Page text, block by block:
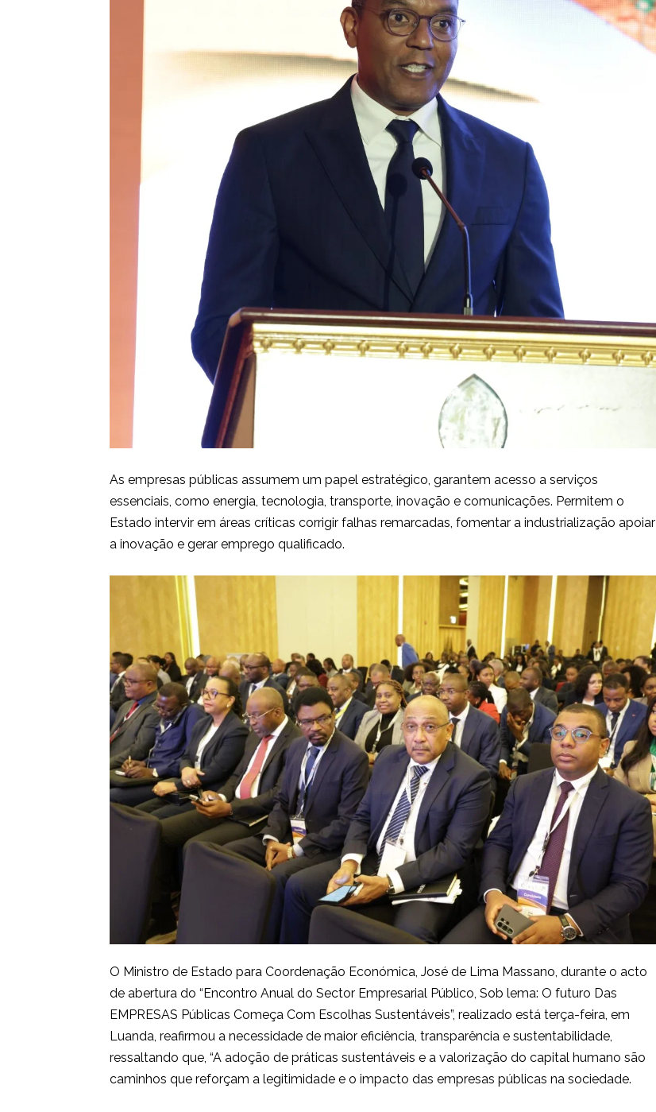
As empresas públicas assumem um papel estratégico, garantem acesso a serviços
essenciais, como energia, tecnologia, transporte, inovação e comunicações. Permitem o
Estado intervir em áreas críticas corrigir falhas remarcadas, fomentar a industrialização apoiar
a inovação e gerar emprego qualificado.
O Ministro de Estado para Coordenação Económica, José de Lima Massano, durante o acto
de abertura do “Encontro Anual do Sector Empresarial Público, Sob lema: O futuro Das
EMPRESAS Públicas Começa Com Escolhas Sustentáveis”, realizado está terça-feira, em
Luanda, reafirmou a necessidade de maior eficiência, transparência e sustentabilidade,
ressaltando que, “A adoção de práticas sustentáveis e a valorização do capital humano são
caminhos que reforçam a legitimidade e o impacto das empresas públicas na sociedade.